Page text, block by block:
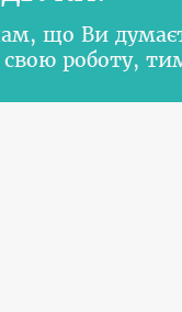
що Ви
свою роботу,